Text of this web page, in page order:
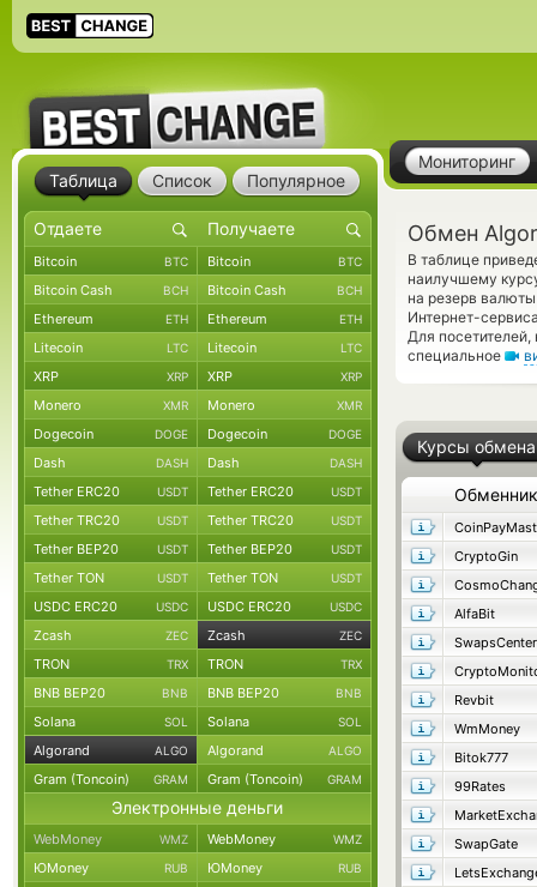
Мониторинг
Обмен
В таблице
наилучшему
на резерв
Интернет-
Для
специальное
Курсы обмена
Обменник
CryptoGin
AlfaBit
SwapsCenter
Revbit
WmMoney
Bitok777
99Rates
SwapGate
Таблица Список Популярное
Bitcoin BTC Bitcoin BTC
Bitcoin Cash BCH Bitcoin Cash BCH
Ethereum ETH Ethereum ETH
Litecoin LTC Litecoin LTC
XRP XRP XRP XRP
Monero XMR Monero XMR
Dogecoin DOGE Dogecoin DOGE
Dash DASH Dash DASH
Tether ERC20 USDT Tether ERC20 USDT
Tether TRC20 USDT Tether TRC20 USDT
Tether BEP20 USDT Tether BEP20 USDT
Tether TON USDT Tether TON USDT
USDC ERC20 USDC USDC ERC20 USDC
Zcash ZEC Zcash ZEC
TRON TRX TRON TRX
BNB BEP20 BNB BNB BEP20 BNB
Solana SOL Solana SOL
Algorand ALGO Algorand ALGO
Gram (Toncoin) GRAM Gram (Toncoin) GRAM
Электронные деньги
WebMoney WMZ WebMoney WMZ
ЮMoney RUB ЮMoney RUB